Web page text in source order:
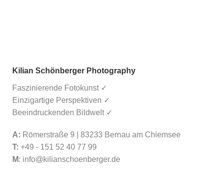
Kilian Schönberger Photography
Faszinierende Fotokunst ✓
Einzigartige Perspektiven ✓
Beeindruckenden Bildwelt ✓
A: Römerstraße 9 | 83233 Bernau am Chiemsee
T: +49 - 151 52 40 77 99
M: info@kilianschoenberger.de